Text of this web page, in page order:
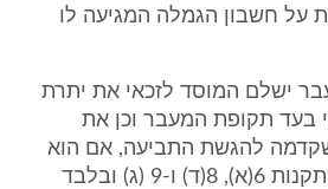
על חשבון הגמלה המגיעה לו
ישלם המוסד לזכאי את יתרת
בעד תקופת המעבר וכן את
להגשת התביעה, אם הוא
זכאי לה, לפי הוראות תקנות 6(א), 8(ד) ו-9 (ג) ובלבד